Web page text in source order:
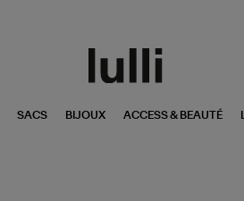
SACS BIJOUX ACCESS & BEAUTÉ